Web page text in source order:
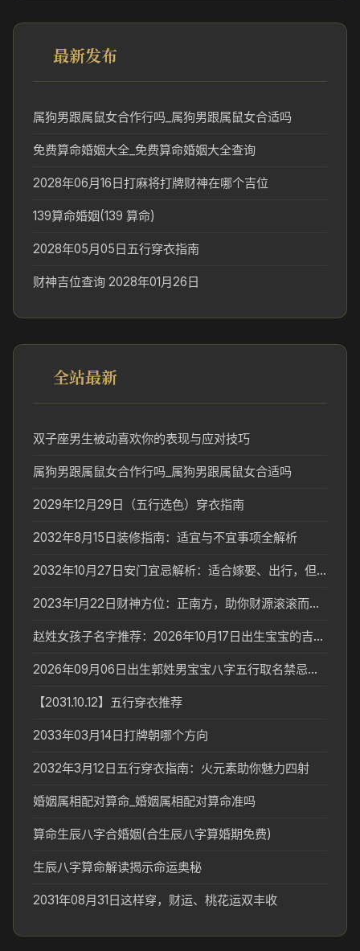
最新发布
属狗男跟属鼠女合作行吗_属狗男跟属鼠女合适吗
免费算命婚姻大全_免费算命婚姻大全查询
2028年06月16日打麻将打牌财神在哪个吉位
139算命婚姻(139 算命)
2028年05月05日五行穿衣指南
财神吉位查询 2028年01月26日
全站最新
双子座男生被动喜欢你的表现与应对技巧
属狗男跟属鼠女合作行吗_属狗男跟属鼠女合适吗
2029年12月29日（五行选色）穿衣指南
2032年8月15日装修指南：适宜与不宜事项全解析
2032年10月27日安门宜忌解析：适合嫁娶、出行，但不宜安门的原因
2023年1月22日财神方位：正南方，助你财源滚滚而来！
赵姓女孩子名字推荐：2026年10月17日出生宝宝的吉祥起名
2026年09月06日出生郭姓男宝宝八字五行取名禁忌与建议
【2031.10.12】五行穿衣推荐
2033年03月14日打牌朝哪个方向
2032年3月12日五行穿衣指南：火元素助你魅力四射
婚姻属相配对算命_婚姻属相配对算命准吗
算命生辰八字合婚姻(合生辰八字算婚期免费)
生辰八字算命解读揭示命运奥秘
2031年08月31日这样穿，财运、桃花运双丰收